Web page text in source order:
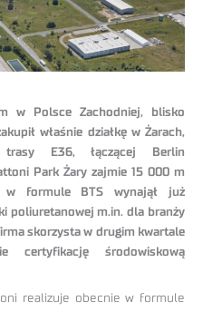
w Polsce Zachodniej, blisko
właśnie działkę w Żarach,
E36, łączącej Berlin
Park Żary zajmie 15 000 m
formule BTS wynajął już
poliuretanowej m.in. dla branży
skorzysta w drugim kwartale
certyfikację środowiskową
realizuje obecnie w formule